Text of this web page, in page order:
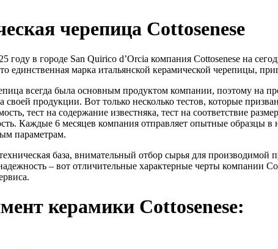
черепица Cottosenese
году в городе San Quirico d’Orcia компания Cottosenese на
единственная марка итальянской керамической черепицы,
всегда была основным продуктом компании, поэтому на
своей продукции. Вот только несколько тестов, которые
тест на содержание известняка, тест на соответствие
Каждые 6 месяцев компания отправляет опытные образцы в
параметрам.
база, внимательный отбор сырья для
– вот отличительные характерные черты компании
керамики Cottosenese: